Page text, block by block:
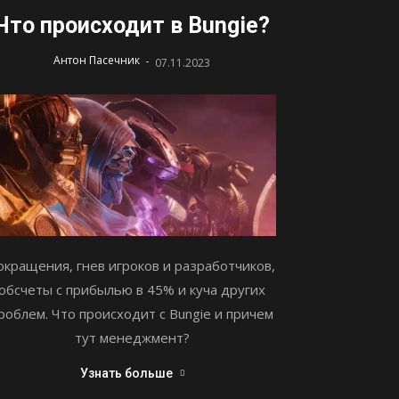
происходит в Bungie?
Антон Пасечник - 07.11.2023
гнев игроков и разработчиков,
с прибылью в 45% и куча других
Что происходит с Bungie и причем
тут менеджмент?
Узнать больше